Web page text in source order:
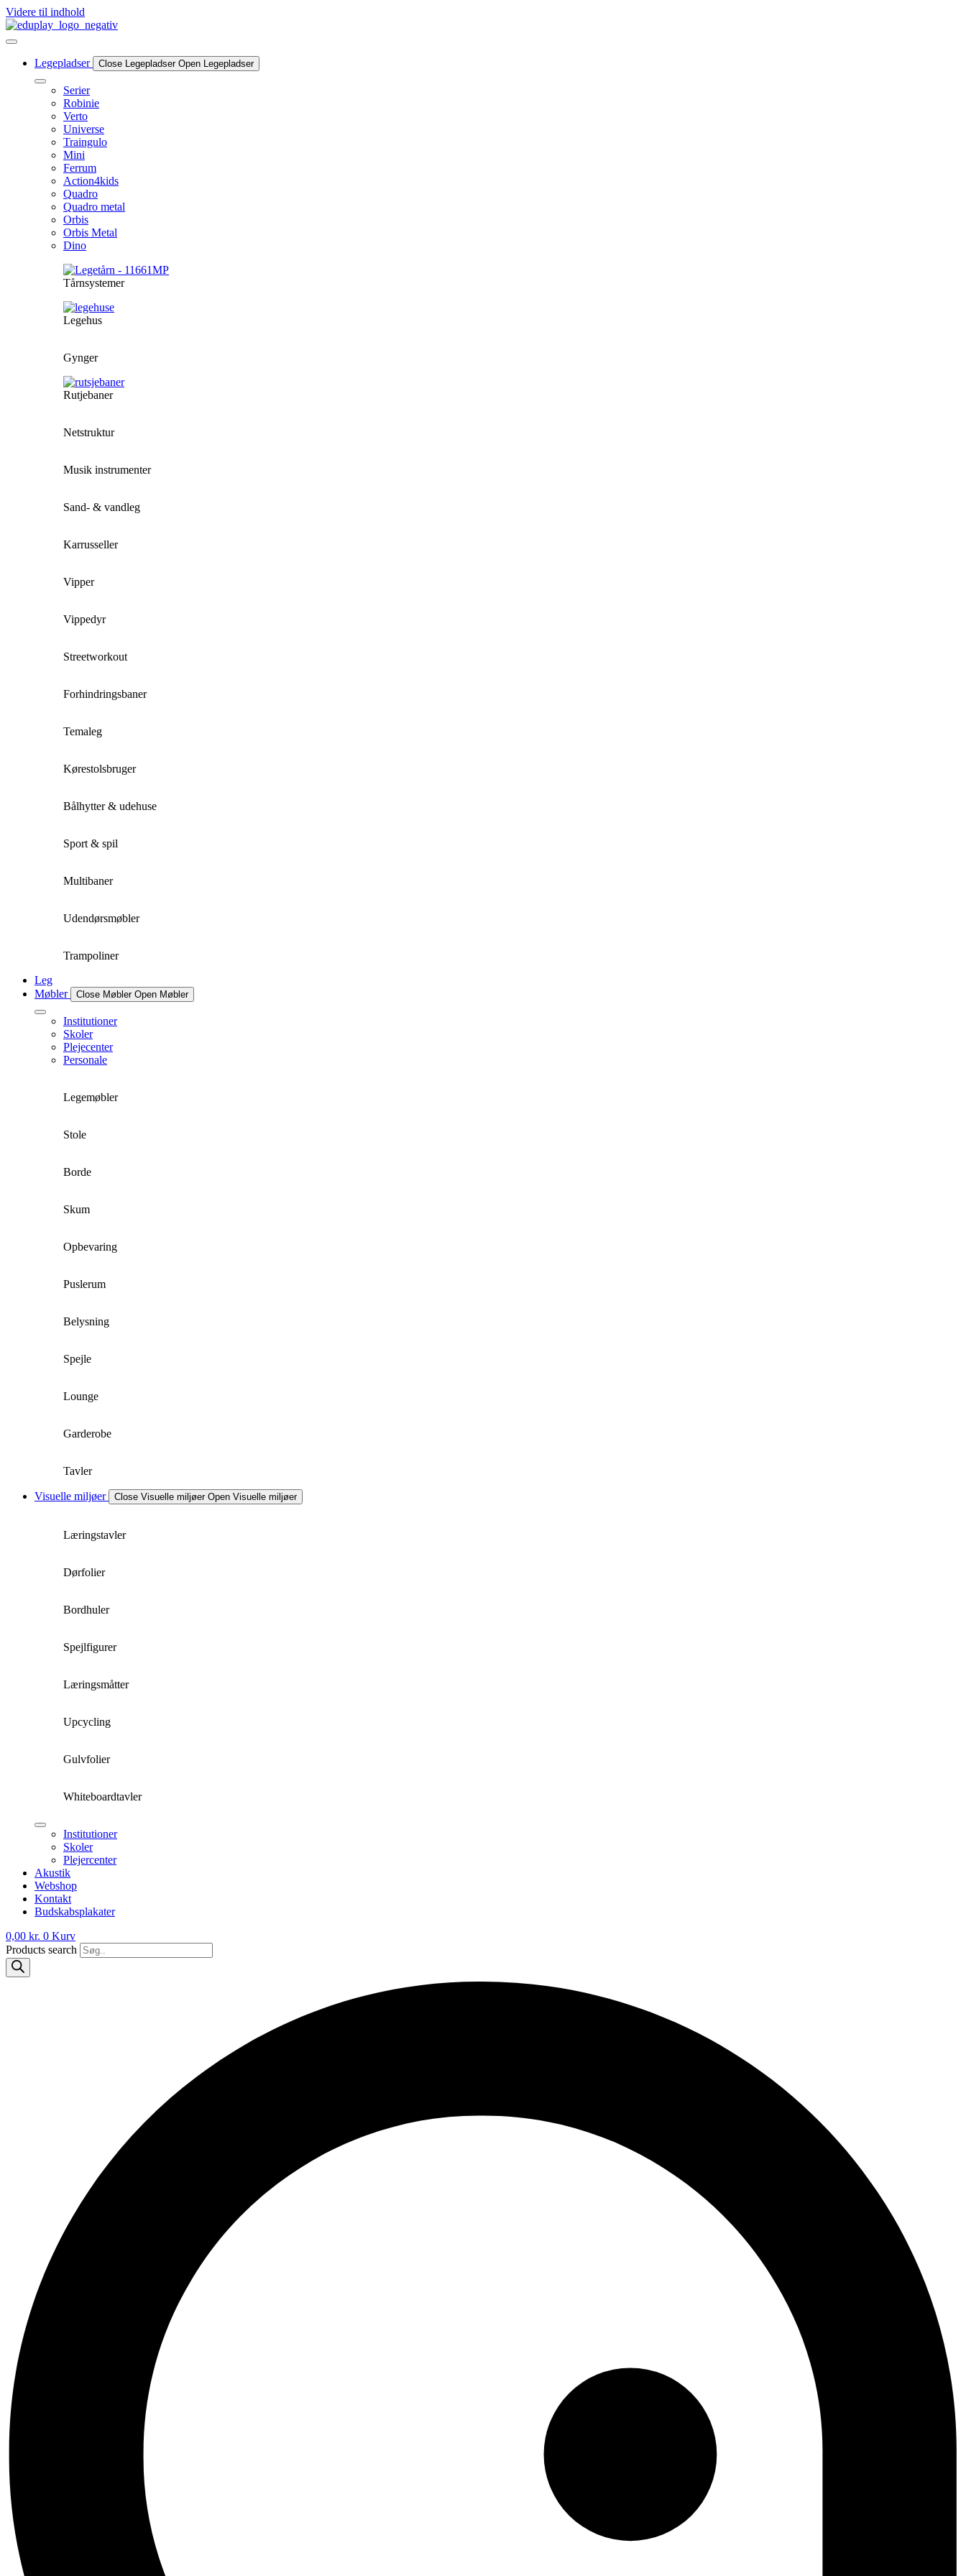
Videre til indhold
Legepladser Close Legepladser Open Legepladser
Serier
Robinie
Verto
Universe
Traingulo
Mini
Ferrum
Action4kids
Quadro
Quadro metal
Orbis
Orbis Metal
Dino
Tårnsystemer
Legehus
Gynger
Rutjebaner
Netstruktur
Musik instrumenter
Sand- & vandleg
Karrusseller
Vipper
Vippedyr
Streetworkout
Forhindringsbaner
Temaleg
Kørestolsbruger
Bålhytter & udehuse
Sport & spil
Multibaner
Udendørsmøbler
Trampoliner
Leg
Møbler
Close Møbler Open Møbler
Institutioner
Skoler
Plejecenter
Personale
Legemøbler
Stole
Borde
Skum
Opbevaring
Puslerum
Belysning
Spejle
Lounge
Garderobe
Tavler
Visuelle miljøer Close Visuelle miljøer Open Visuelle miljøer
Læringstavler
Dørfolier
Bordhuler
Spejlfigurer
Læringsmåtter
Upcycling
Gulvfolier
Whiteboardtavler
Institutioner
Skoler
Plejercenter
Akustik
Webshop
Kontakt
Budskabsplakater
0,00 kr. 0 Kurv
Products search